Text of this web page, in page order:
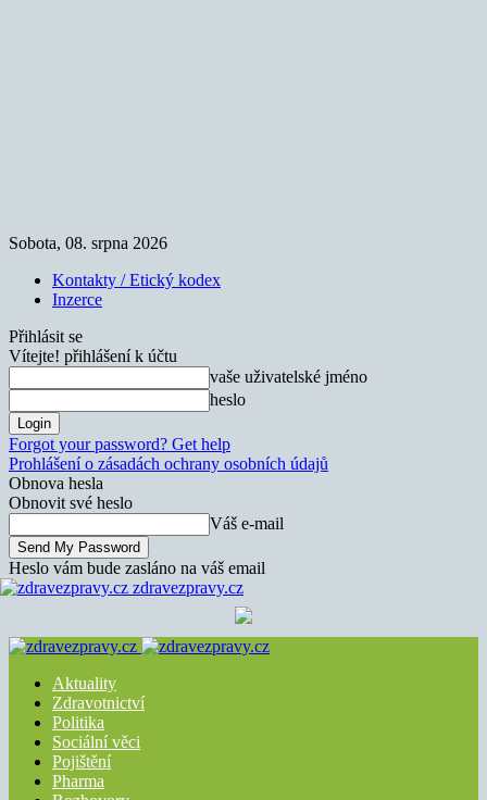
Sobota, 08. srpna 2026
Kontakty / Etický kodex
Inzerce
Přihlásit se
Vítejte! přihlášení k účtu
vaše uživatelské jméno
heslo
Forgot your password? Get help
Prohlášení o zásadách ochrany osobních údajů
Obnova hesla
Obnovit své heslo
Váš e-mail
Heslo vám bude zasláno na váš email
zdravezpravy.cz
Aktuality
Zdravotnictví
Politika
Sociální věci
Pojištění
Pharma